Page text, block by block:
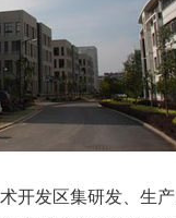
开发区集研发、生